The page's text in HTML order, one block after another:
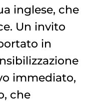
inglese, che
Un invito
in
immediato,
che